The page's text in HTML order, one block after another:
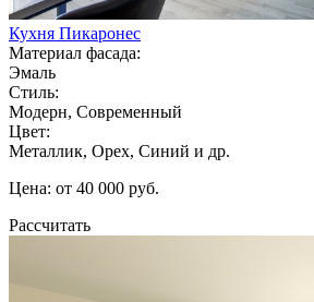
Кухня Пикаронес
Материал фасада:
Эмаль
Стиль:
Модерн, Современный
Цвет:
Металлик, Орех, Синий и др.
Цена: от 40 000 руб.
Рассчитать